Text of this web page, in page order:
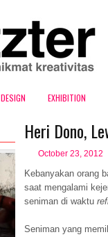
DESIGN EXHIBITION
Heri Dono,
October 23, 2012
Kebanyakan orang
saat mengalami
seniman di waktu
Seniman yang